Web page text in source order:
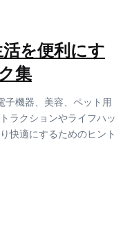
を便利にす
集
子機器、美容、ペット用
ラクションやライフハッ
快適にするためのヒント